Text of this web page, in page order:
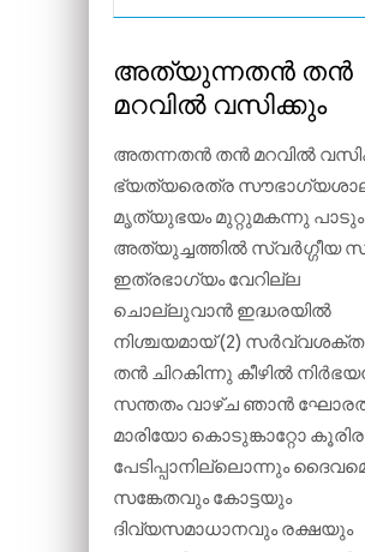
അത്യുന്നതൻ തൻ
മറവിൽ വസിക്കും
അതന്നതൻ തൻ മറവിൽ
ഭ്യത്യരെത്ര
മൃത്യുഭയം മുറ്റുമകന്നു പാടും
അത്യുച്ചത്തിൽ സ്വർഗ്ഗീയ
ഇത്രഭാഗ്യം വേറില്ല
ചൊല്ലുവാൻ ഇദ്ധരയിൽ
നിശ്ചയമായ് (2)
തൻ ചിറകിന്നു കീഴിൽ
സന്തതം വാഴ്ച ഞാൻ
മാരിയോ കൊടുങ്കാറ്റോ
പേടിപ്പാനില്ലൊന്നും
സങ്കേതവും കോട്ടയും
ദിവ്യസമാധാനവും രക്ഷയും